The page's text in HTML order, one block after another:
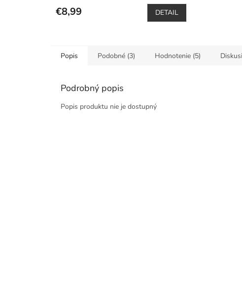
€8,99 DETAIL
Popis Podobné (3) Hodnotenie (5)
Podrobný popis
Popis produktu nie je dostupný